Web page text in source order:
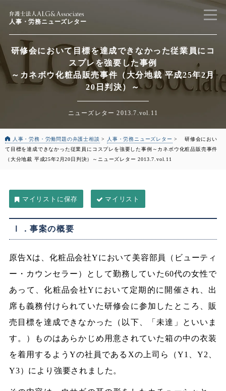
人事・労務ニューズレター
研修会において目標を達成できなかった従業員にコ
スプレを強要した事例
～カネボウ化粧品販売事件（大分地裁 平成25年2月
20日判決）～
ニューズレター 2013.7.vol.11
人事・労務・労働問題の弁護士相談 > 人事・労務ニューズレター >
研修会におい
て目標を達成できなかった従業員にコスプレを強要した事例 ～カネボウ化粧品販売事件
（大分地裁 平成25年2月20日判決）～ニューズレター 2013.7.vol.11
マイリスト
Ⅰ．事案の概要
原告Xは、化粧品会社Yにおいて美容部員（ビューティ
ー・カウンセラー）として勤務していた60代の女性で
あって、化粧品会社Yにおいて定期的に開催され、出
席も義務付けられていた研修会に参加したところ、販
売目標を達成できなかった（以下、「未達」といいま
す。）ものはあらかじめ用意されていた箱の中の衣装
を着用するようYの社員であるXの上司ら（Y1、Y2、
Y3）により強要されました。